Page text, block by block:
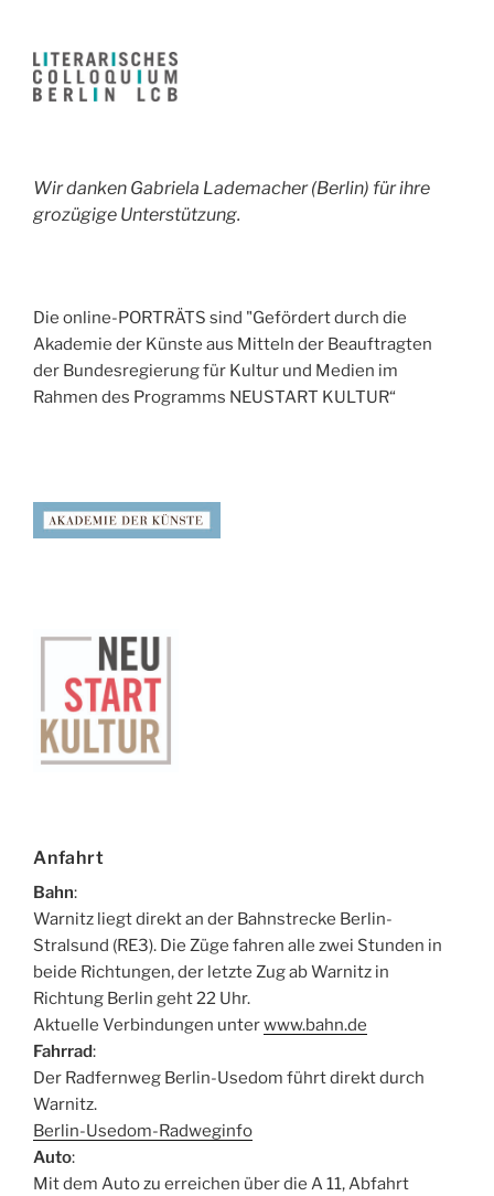
Wir danken Gabriela Lademacher (Berlin) für ihre
grozügige Unterstützung.
Die online-PORTRÄTS sind "Gefördert durch die
Akademie der Künste aus Mitteln der Beauftragten
der Bundesregierung für Kultur und Medien im
Rahmen des Programms NEUSTART KULTUR“
Anfahrt
Bahn:
Warnitz liegt direkt an der Bahnstrecke Berlin-
Stralsund (RE3). Die Züge fahren alle zwei Stunden in
beide Richtungen, der letzte Zug ab Warnitz in
Richtung Berlin geht 22 Uhr.
Aktuelle Verbindungen unterwww.bahn.de
Fahrrad:
Der Radfernweg Berlin-Usedom führt direkt durch
Warnitz.
Berlin-Usedom-Radweginfo
Auto:
Mit dem Auto zu erreichen über die A 11, Abfahrt